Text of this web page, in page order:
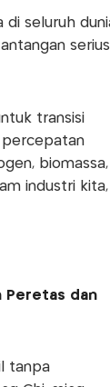
seluruh
transisi
percepatan
biomassa,
industri kita,
Peretas dan
tanpa